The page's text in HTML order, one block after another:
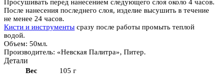
Просушивать перед нанесением следующего слоя около 4 часов.
После нанесения последнего слоя, изделие высушить в течение
не менее 24 часов.
Кисти и инструменты сразу после работы промыть теплой
водой.
Объем: 50мл.
Производитель: «Невская Палитра», Питер.
Детали
Вес
105 г